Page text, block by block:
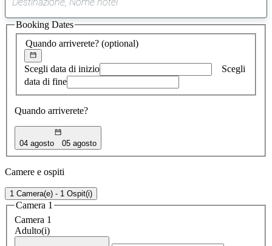
suggerimento
trovato
Quando arriverete? (optional)
Scegli data di inizio
Scegli
data di fine
Quando arriverete?
04 agosto 05 agosto
Booking Dates
Camere e ospiti
1 Camera(e) - 1 Ospit(i)
Camera 1
Camera 1
Adulto(i)